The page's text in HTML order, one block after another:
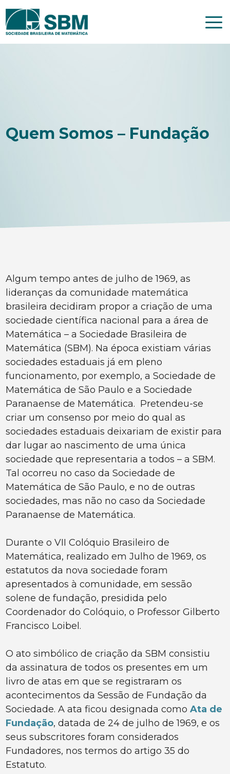
Pular
para
Quem Somos – Fundação
Algum tempo antes de julho de 1969, as
lideranças da comunidade matemática
brasileira decidiram propor a criação de uma
sociedade científica nacional para a área de
Matemática – a Sociedade Brasileira de
Matemática (SBM). Na época existiam várias
sociedades estaduais já em pleno
funcionamento, por exemplo, a Sociedade de
Matemática de São Paulo e a Sociedade
Paranaense de Matemática. Pretendeu-se
criar um consenso por meio do qual as
sociedades estaduais deixariam de existir para
dar lugar ao nascimento de uma única
sociedade que representaria a todos – a SBM.
Tal ocorreu no caso da Sociedade de
Matemática de São Paulo, e no de outras
sociedades, mas não no caso da Sociedade
Paranaense de Matemática.
Durante o VII Colóquio Brasileiro de
Matemática, realizado em Julho de 1969, os
estatutos da nova sociedade foram
apresentados à comunidade, em sessão
solene de fundação, presidida pelo
Coordenador do Colóquio, o Professor Gilberto
Francisco Loibel.
O ato simbólico de criação da SBM consistiu
da assinatura de todos os presentes em um
livro de atas em que se registraram os
acontecimentos da Sessão de Fundação da
Sociedade. A ata ficou designada comoAta de
Fundação, datada de 24 de julho de 1969, e os
seus subscritores foram considerados
Fundadores, nos termos do artigo 35 do
Estatuto.